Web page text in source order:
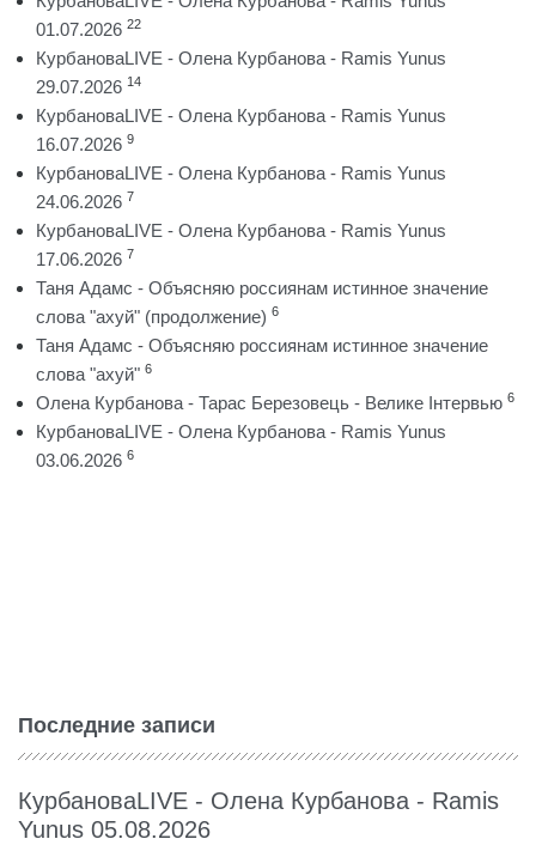
01.07.2026 22
КурбановаLIVE - Олена Курбанова - Ramis Yunus
29.07.2026 14
КурбановаLIVE - Олена Курбанова - Ramis Yunus
16.07.2026 9
КурбановаLIVE - Олена Курбанова - Ramis Yunus
24.06.2026 7
КурбановаLIVE - Олена Курбанова - Ramis Yunus
17.06.2026 7
Таня Адамс - Объясняю россиянам истинное значение
слова "ахуй" (продолжение) 6
Таня Адамс - Объясняю россиянам истинное значение
слова "ахуй" 6
Олена Курбанова - Тарас Березовець - Велике Інтервью 6
КурбановаLIVE - Олена Курбанова - Ramis Yunus
03.06.2026 6
Последние записи
КурбановаLIVE - Олена Курбанова - Ramis
Yunus 05.08.2026